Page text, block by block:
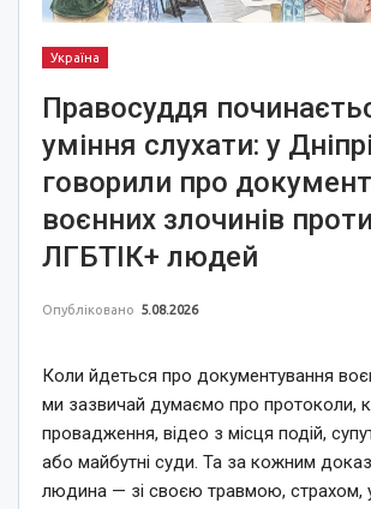
Україна
Правосуддя
уміння слухати: у Дніпрі
говорили про
воєнних злочинів проти
ЛГБТІК+ людей
Опубліковано 5.08.2026
Коли йдеться про документування
ми зазвичай думаємо про протоколи,
провадження, відео з місця подій,
або майбутні суди. Та за кожним
людина — зі своєю травмою, страхом,